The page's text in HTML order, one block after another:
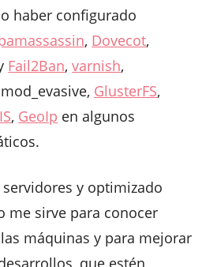
haber configurado
, Dovecot,
Fail2Ban,varnish,
GlusterFS,
, GeoIp en algunos
y optimizado
me sirve para conocer
máquinas y para mejorar
que estén